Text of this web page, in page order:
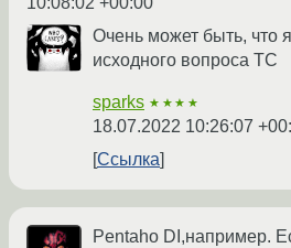
Очень может быть, что
исходного вопроса ТС
sparks ★★★★
18.07.2022 10:26:07
Ссылка
Pentaho DI,например.